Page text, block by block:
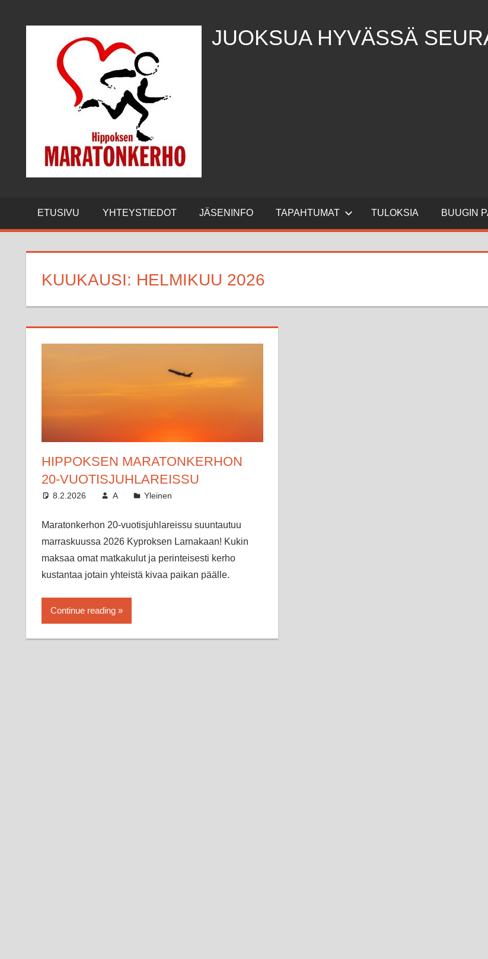
JUOKSUA HYVÄSSÄ
Hippoksen
Maratonkerho
ETUSIVU YHTEYSTIEDOT JÄSENINFO TAPAHTUMAT TULOKSIA BUUGIN
KUUKAUSI: HELMIKUU 2026
HIPPOKSEN MARATONKERHON
20-VUOTISJUHLAREISSU
8.2.2026 A Yleinen
Maratonkerhon 20-vuotisjuhlareissu suuntautuu
marraskuussa 2026 Kyproksen Larnakaan! Kukin
maksaa omat matkakulut ja perinteisesti kerho
kustantaa jotain yhteistä kivaa paikan päälle.
Continue reading